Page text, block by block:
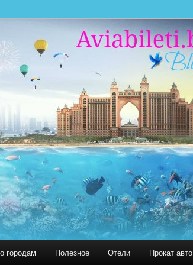
миру. С нами легко путешествовать!
городам Полезное Отели Прокат авто